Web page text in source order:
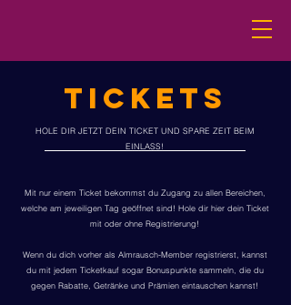
TICKETS
HOLE DIR JETZT DEIN TICKET UND SPARE ZEIT BEIM
EINLASS!
Mit nur einem Ticket bekommst du Zugang zu allen Bereichen,
welche am jeweiligen Tag geöffnet sind! Hole dir hier dein Ticket
mit oder ohne Registrierung!
Wenn du dich vorher als Almrausch-Member registrierst, kannst
du mit jedem Ticketkauf sogar Bonuspunkte sammeln, die du
gegen Rabatte, Getränke und Prämien eintauschen kannst!